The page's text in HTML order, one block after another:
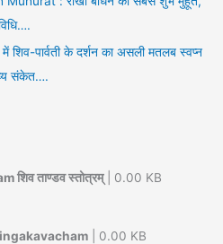
पार्वती के दर्शन का असली मतलब स्वप्न
संकेत….
ताण्डव स्तोत्रम्| 0.00 KB
| 0.00 KB